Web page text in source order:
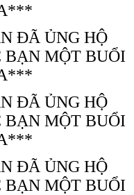
ĐÃ ỦNG HỘ
BẠN MỘT BUỔI
ĐÃ ỦNG HỘ
BẠN MỘT BUỔI
ĐÃ ỦNG HỘ
BẠN MỘT BUỔI